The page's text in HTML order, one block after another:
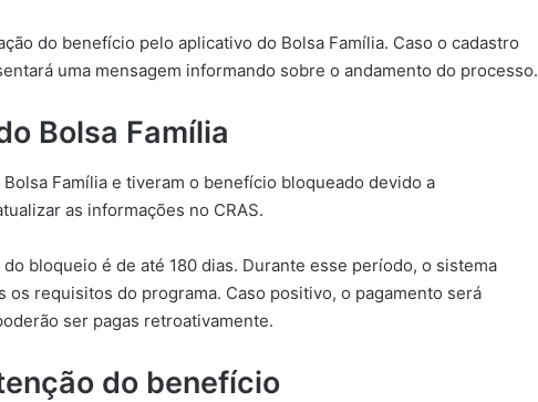
do benefício pelo aplicativo do Bolsa Família. Caso o cadastro
uma mensagem informando sobre o andamento do processo.
Bolsa Família
Família e tiveram o benefício bloqueado devido a
as informações no CRAS.
bloqueio é de até 180 dias. Durante esse período, o sistema
os requisitos do programa. Caso positivo, o pagamento será
ser pagas retroativamente.
do benefício